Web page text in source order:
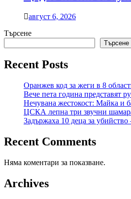
август 6, 2026
Търсене
Търсене
Recent Posts
Оранжев код за жеги в 8
Вече пета година представят
Нечувана жестокост: Майка и
ЦСКА лепна три звучни
Задържаха 10 деца за
Recent Comments
Няма коментари за показване.
Archives